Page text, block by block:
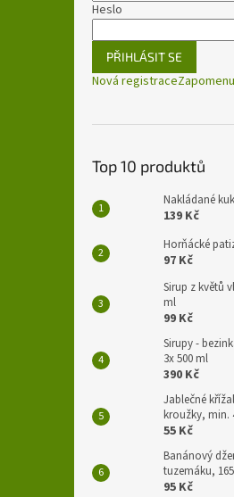
Heslo
PŘIHLÁSIT SE
Nová registrace
Top 10 produktů
Nakládané
139 Kč
Horňácké
97 Kč
Sirup z květů
ml
99 Kč
Sirupy -
3x 500 ml
390 Kč
Jablečné
kroužky, min.
55 Kč
Banánový
tuzemáku,
95 Kč